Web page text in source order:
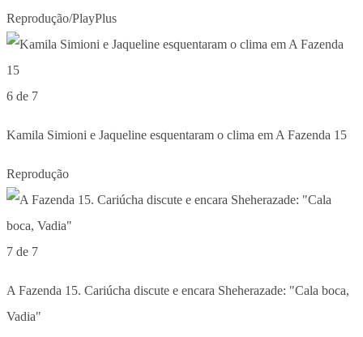
Reprodução/PlayPlus
6 de 7
Kamila Simioni e Jaqueline esquentaram o clima em A Fazenda 15
Reprodução
7 de 7
A Fazenda 15. Cariúcha discute e encara Sheherazade: "Cala boca,
Vadia"